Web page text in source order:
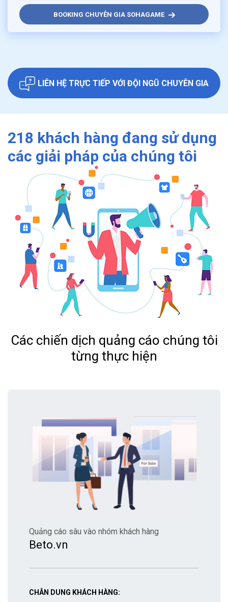
BOOKING CHUYÊN GIA SOHAGAME
LIÊN HỆ TRỰC TIẾP VỚI ĐỘI NGŨ CHUYÊN GIA
CỦA CHÚNG TÔI
218 khách hàng đang sử dụng
các giải pháp của chúng tôi
Các chiến dịch quảng cáo chúng tôi
từng thực hiện
Quảng cáo sâu vào nhóm khách hàng
Beto.vn
CHÂN DUNG KHÁCH HÀNG: